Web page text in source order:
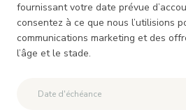
fournissant votre date prévue
consentez à ce que nous l’utilisions
communications marketing et des
l’âge et le stade.
Deuxième Prénom